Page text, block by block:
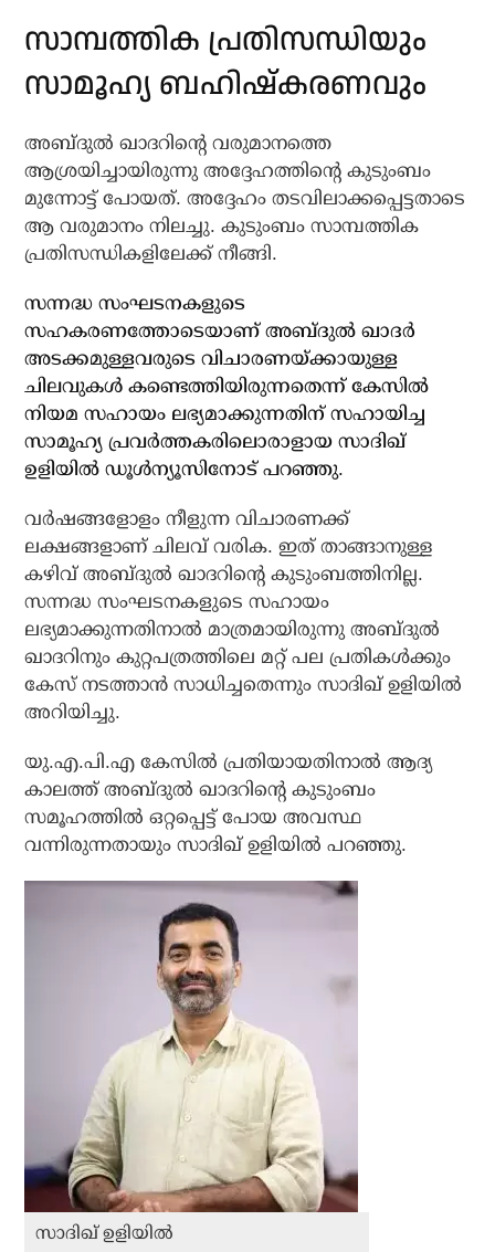
സാമ്പത്തിക പ്രതിസന്ധിയും
സാമൂഹ്യ ബഹിഷ്കരണവും
അബ്ദുല്‍ ഖാദറിന്റെ വരുമാനത്തെ
ആശ്രയിച്ചായിരുന്നു അദ്ദേഹത്തിന്റെ കുടുംബം
മുന്നോട്ട് പോയത്. അദ്ദേഹം തടവിലാക്കപ്പെട്ടതാടെ
ആ വരുമാനം നിലച്ചു. കുടുംബം സാമ്പത്തിക
പ്രതിസന്ധികളിലേക്ക് നീങ്ങി.
സന്നദ്ധ സംഘടനകളുടെ
സഹകരണത്തോടെയാണ് അബ്ദുൽ ഖാദർ
അടക്കമുള്ളവരുടെ വിചാരണയ്ക്കായുള്ള
ചിലവുകൾ കണ്ടെത്തിയിരുന്നതെന്ന് കേസിൽ
നിയമ സഹായം ലഭ്യമാക്കുന്നതിന് സഹായിച്ച
സാമൂഹ്യ പ്രവർത്തകരിലൊരാളായ സാദിഖ്
ഉളിയിൽ ഡൂൾന്യൂസിനോട് പറഞ്ഞു.
വര്‍ഷങ്ങളോളം നീളുന്ന വിചാരണക്ക്
ലക്ഷങ്ങളാണ് ചിലവ് വരിക. ഇത് താങ്ങാനുള്ള
കഴിവ് അബ്ദുല്‍ ഖാദറിന്റെ കുടുംബത്തിനില്ല.
സന്നദ്ധ സംഘടനകളുടെ സഹായം
ലഭ്യമാക്കുന്നതിനാൽ മാത്രമായിരുന്നു അബ്ദുല്‍
ഖാദറിനും കുറ്റപത്രത്തിലെ മറ്റ് പല പ്രതികള്‍ക്കും
കേസ് നടത്താന്‍ സാധിച്ചതെന്നും സാദിഖ് ഉളിയിൽ
അറിയിച്ചു.
യു.എ.പി.എ കേസിൽ പ്രതിയായതിനാൽ ആദ്യ
കാലത്ത് അബ്ദുൽ ഖാദറിന്റെ കുടുംബം
സമൂഹത്തിൽ ഒറ്റപ്പെട്ട് പോയ അവസ്ഥ
വന്നിരുന്നതായും സാദിഖ് ഉളിയിൽ പറഞ്ഞു.
സാദിഖ് ഉളിയിൽ